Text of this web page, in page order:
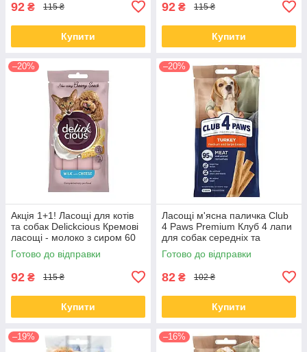
92 ₴ 115 ₴
Купити
92 ₴ 115 ₴
Купити
–20%
Акція 1+1! Ласощі для котів
та собак Delickcious Кремові
ласощі - молоко з сиром 60
гр
Готово до відправки
92 ₴ 115 ₴
Купити
–20%
Ласощі м'ясна паличка Club
4 Paws Premium Клуб 4 лапи
для собак середніх та
великих порід з індичкою 60
гр
Готово до відправки
82 ₴ 102 ₴
Купити
–19% –16%